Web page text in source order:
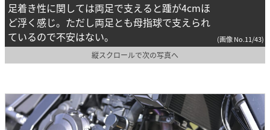
足着き性に関しては両足で支えると踵が4cmほ
ど浮く感じ。ただし両足とも母指球で支えられ
ているので不安はない。
(画像 No.11/43)
縦スクロールで次の写真へ